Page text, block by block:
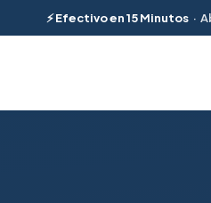
⚡ Efectivo en 15 Minutos·